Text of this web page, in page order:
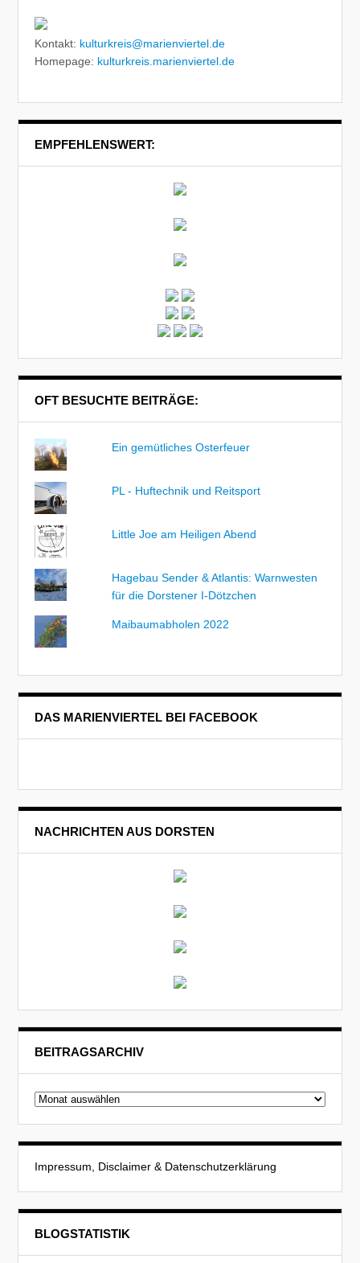
Kontakt: kulturkreis@marienviertel.de
Homepage: kulturkreis.marienviertel.de
EMPFEHLENSWERT:
OFT BESUCHTE BEITRÄGE:
Ein gemütliches Osterfeuer
PL - Huftechnik und Reitsport
Little Joe am Heiligen Abend
Hagebau Sender & Atlantis: Warnwesten
für die Dorstener I-Dötzchen
Maibaumabholen 2022
DAS MARIENVIERTEL BEI FACEBOOK
NACHRICHTEN AUS DORSTEN
BEITRAGSARCHIV
Beitragsarchiv
Impressum, Disclaimer & Datenschutzerklärung
BLOGSTATISTIK